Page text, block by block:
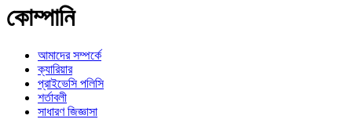
কোম্পানি
আমাদের সম্পর্কে
ক্যারিয়ার
প্রাইভেসি পলিসি
শর্তাবলী
সাধারণ জিজ্ঞাসা